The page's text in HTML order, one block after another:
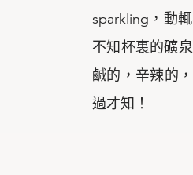
sparkling，動
不知杯裏的礦
鹹的，辛辣的
過才知！